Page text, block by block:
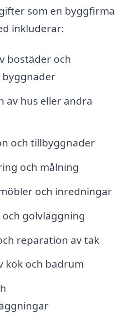
som en byggfirma
inkluderar:
bostäder och
byggnader
av hus eller andra
och tillbyggnader
och målning
och inredningar
golvläggning
reparation av tak
kök och badrum